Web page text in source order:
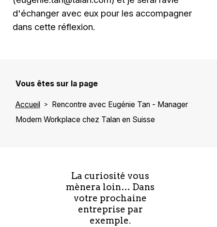
d'échanger avec eux pour les accompagner
dans cette réflexion.
Vous êtes sur la page
Accueil
Rencontre avec Eugénie Tan - Manager
Modern Workplace chez Talan en Suisse
La curiosité vous
mènera loin… Dans
votre prochaine
entreprise par
exemple.